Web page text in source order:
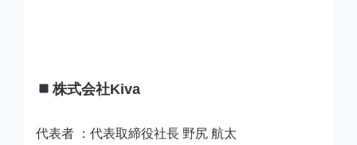
株式会社Kiva
代表者 ：代表取締役社長 野尻 航太